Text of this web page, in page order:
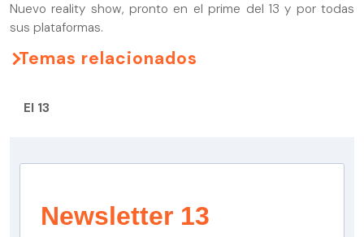
Nuevo reality show, pronto en el prime del 13 y por todas
sus plataformas.
Temas relacionados
El 13
Newsletter 13